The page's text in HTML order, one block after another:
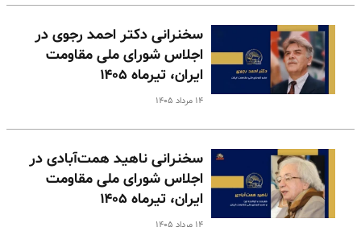
سخنرانی دکتر احمد رجوی در
اجلاس شورای ملی مقاومت
ایران، تیرماه ۱۴۰۵
۱۴ مرداد ۱۴۰۵
سخنرانی ناهید همت‌آبادی در
اجلاس شورای ملی مقاومت
ایران، تیرماه ۱۴۰۵